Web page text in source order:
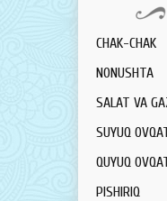
CHAK-CHAK
NONUSHTA
SALAT VA
SUYUQ
QUYUQ
PISHIRIQ